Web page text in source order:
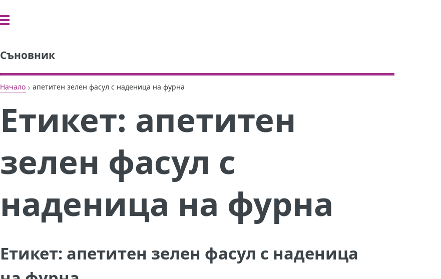
Съновник
Начало › апетитен зелен фасул с наденица на фурна
Етикет: апетитен
зелен фасул с
наденица на фурна
Етикет: апетитен зелен фасул с наденица